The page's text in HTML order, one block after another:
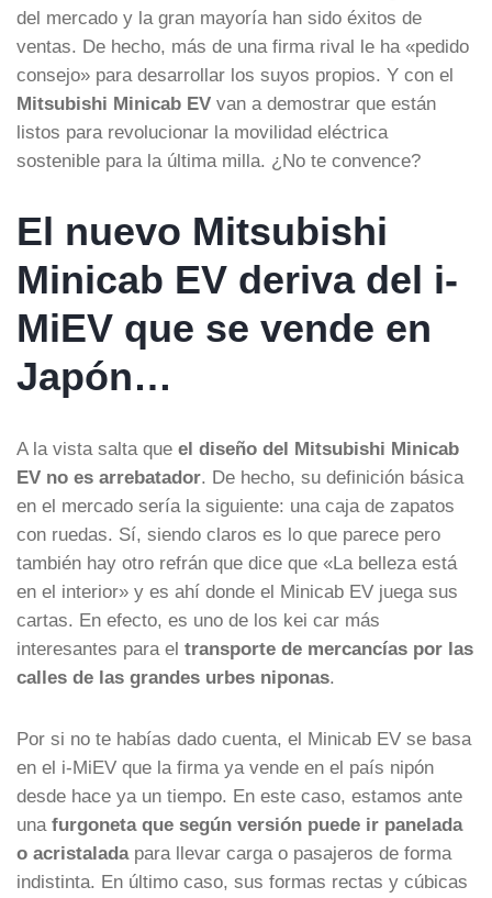
del mercado y la gran mayoría han sido éxitos de
ventas. De hecho, más de una firma rival le ha «pedido
consejo» para desarrollar los suyos propios. Y con el
Mitsubishi Minicab EV van a demostrar que están
listos para revolucionar la movilidad eléctrica
sostenible para la última milla. ¿No te convence?
El nuevo Mitsubishi
Minicab EV deriva del i-
MiEV que se vende en
Japón…
A la vista salta que el diseño del Mitsubishi Minicab
EV no es arrebatador. De hecho, su definición básica
en el mercado sería la siguiente: una caja de zapatos
con ruedas. Sí, siendo claros es lo que parece pero
también hay otro refrán que dice que «La belleza está
en el interior» y es ahí donde el Minicab EV juega sus
cartas. En efecto, es uno de los kei car más
interesantes para el transporte de mercancías por las
calles de las grandes urbes niponas.
Por si no te habías dado cuenta, el Minicab EV se basa
en el i-MiEV que la firma ya vende en el país nipón
desde hace ya un tiempo. En este caso, estamos ante
una furgoneta que según versión puede ir panelada
o acristaladapara llevar carga o pasajeros de forma
indistinta. En último caso, sus formas rectas y cúbicas